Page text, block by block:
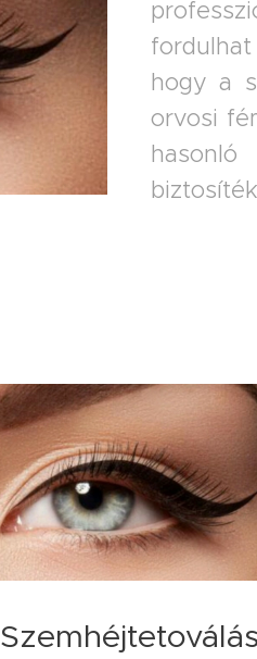
hogy a
orvosi
Szemhéjtetoválás